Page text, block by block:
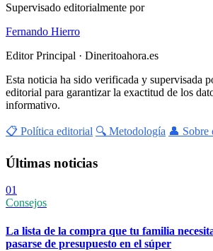
Supervisado editorialmente por
Fernando Hierro
Editor Principal · Dineritoahora.es
Esta noticia ha sido verificada y supervisada
editorial para garantizar la exactitud de los
informativo.
📋 Política editorial 🔍 Metodología 👤 Sobre
Últimas noticias
01
Consejos
La lista de la compra que tu familia
pasarse de presupuesto en el súper